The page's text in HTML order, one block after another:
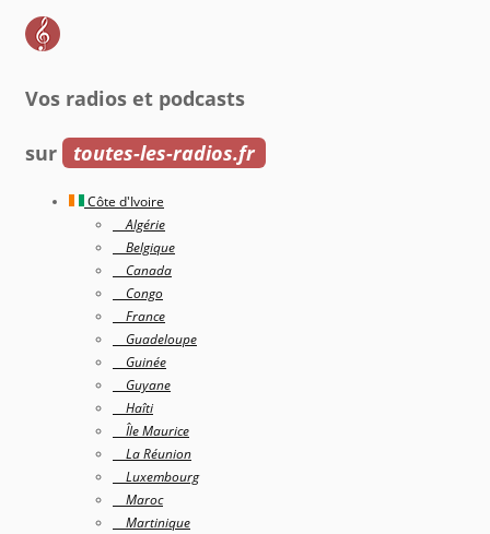
Vos radios et podcasts
sur toutes-les-radios.fr
Côte d'Ivoire
Algérie
Belgique
Canada
Congo
France
Guadeloupe
Guinée
Guyane
Haîti
Île Maurice
La Réunion
Luxembourg
Maroc
Martinique